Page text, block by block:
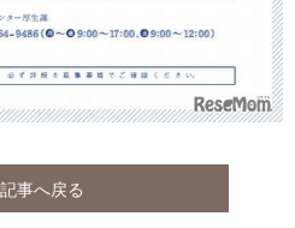
事へ戻る